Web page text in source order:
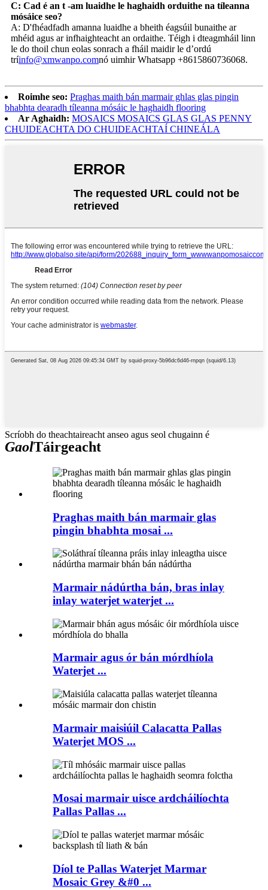
C: Cad é an t -am luaidhe le haghaidh orduithe na tíleanna
mósáice seo?
A: D'fhéadfadh amanna luaidhe a bheith éagsúil bunaithe ar
mhéid agus ar infhaighteacht an ordaithe. Téigh i dteagmháil linn
le do thoil chun eolas sonrach a fháil maidir le d’ordú
tríinfo@xmwanpo.comnó uimhir Whatsapp +8615860736068.
Roimhe seo: Praghas maith bán marmair ghlas glas pingin
bhabhta dearadh tíleanna mósáic le haghaidh flooring
Ar Aghaidh: MOSAICS MOSAICS GLAS GLAS PENNY
CHUIDEACHTA DO CHUIDEACHTAÍ CHINEÁLA
Scríobh do theachtaireacht anseo agus seol chugainn é
GaolTáirgeacht
Praghas maith bán marmair glas
pingin bhabhta mosai ...
Marmair nádúrtha bán, bras inlay
inlay waterjet waterjet ...
Marmair agus ór bán mórdhíola
Waterjet ...
Marmair maisiúil Calacatta Pallas
Waterjet MOS ...
Mosai marmair uisce ardcháilíochta
Pallas Pallas ...
Díol te Pallas Waterjet Marmar
Mosaic Grey &#0 ...